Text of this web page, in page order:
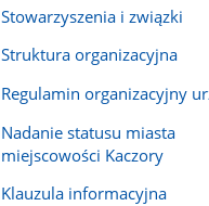
Stowarzyszenia i związki
Struktura organizacyjna
Regulamin organizacyjny
Nadanie statusu miasta
miejscowości Kaczory
Klauzula informacyjna